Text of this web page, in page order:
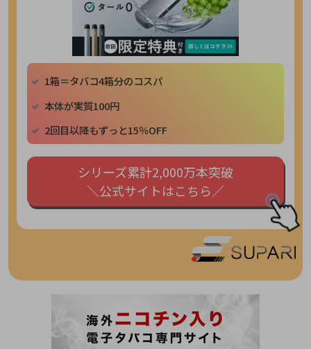
1箱＝タバコ4箱分のコスパ
本体が実質100円
2回目以降もずっと15％OFF
シリーズ累計2,000万本突破
＼公式サイトはこちら／